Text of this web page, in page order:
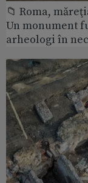
📁 Roma,
Un monument
arheologi în